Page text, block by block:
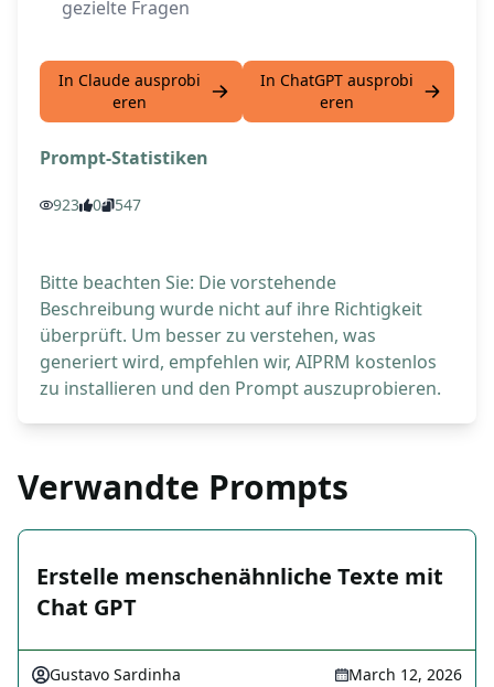
gezielte Fragen
In Claude ausprobi
eren
In ChatGPT ausprobi
eren
Prompt-Statistiken
923 0 547
Bitte beachten Sie: Die vorstehende
Beschreibung wurde nicht auf ihre Richtigkeit
überprüft. Um besser zu verstehen, was
generiert wird, empfehlen wir, AIPRM kostenlos
zu installieren und den Prompt auszuprobieren.
Verwandte Prompts
Erstelle menschenähnliche Texte mit
Chat GPT
Gustavo Sardinha March 12, 2026